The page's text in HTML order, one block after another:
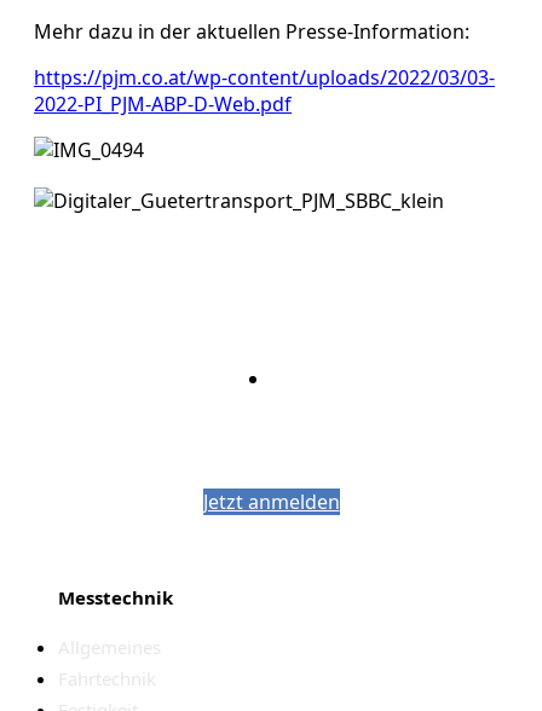
Mehr dazu in der aktuellen Presse-Information:
https://pjm.co.at/wp-content/uploads/2022/03/03-
2022-PI_PJM-ABP-D-Web.pdf
Jetzt anmelden
Messtechnik
Allgemeines
Fahrtechnik